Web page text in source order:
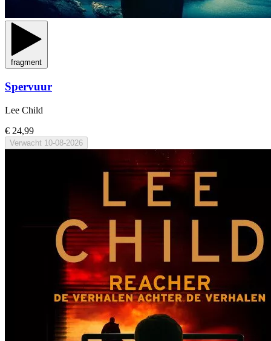
fragment
Spervuur
Lee Child
€ 24,99
Verwacht 10-08-2026